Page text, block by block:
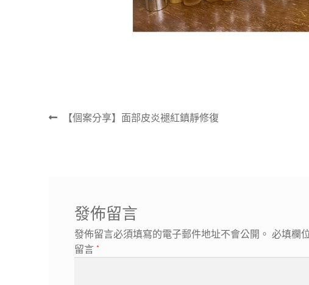
文
上
【個案分享】面部皮炎褪紅鎮靜修復
發佈留言
發佈留言必須填寫的電子郵件地址不會公開。 必填欄
留言 *